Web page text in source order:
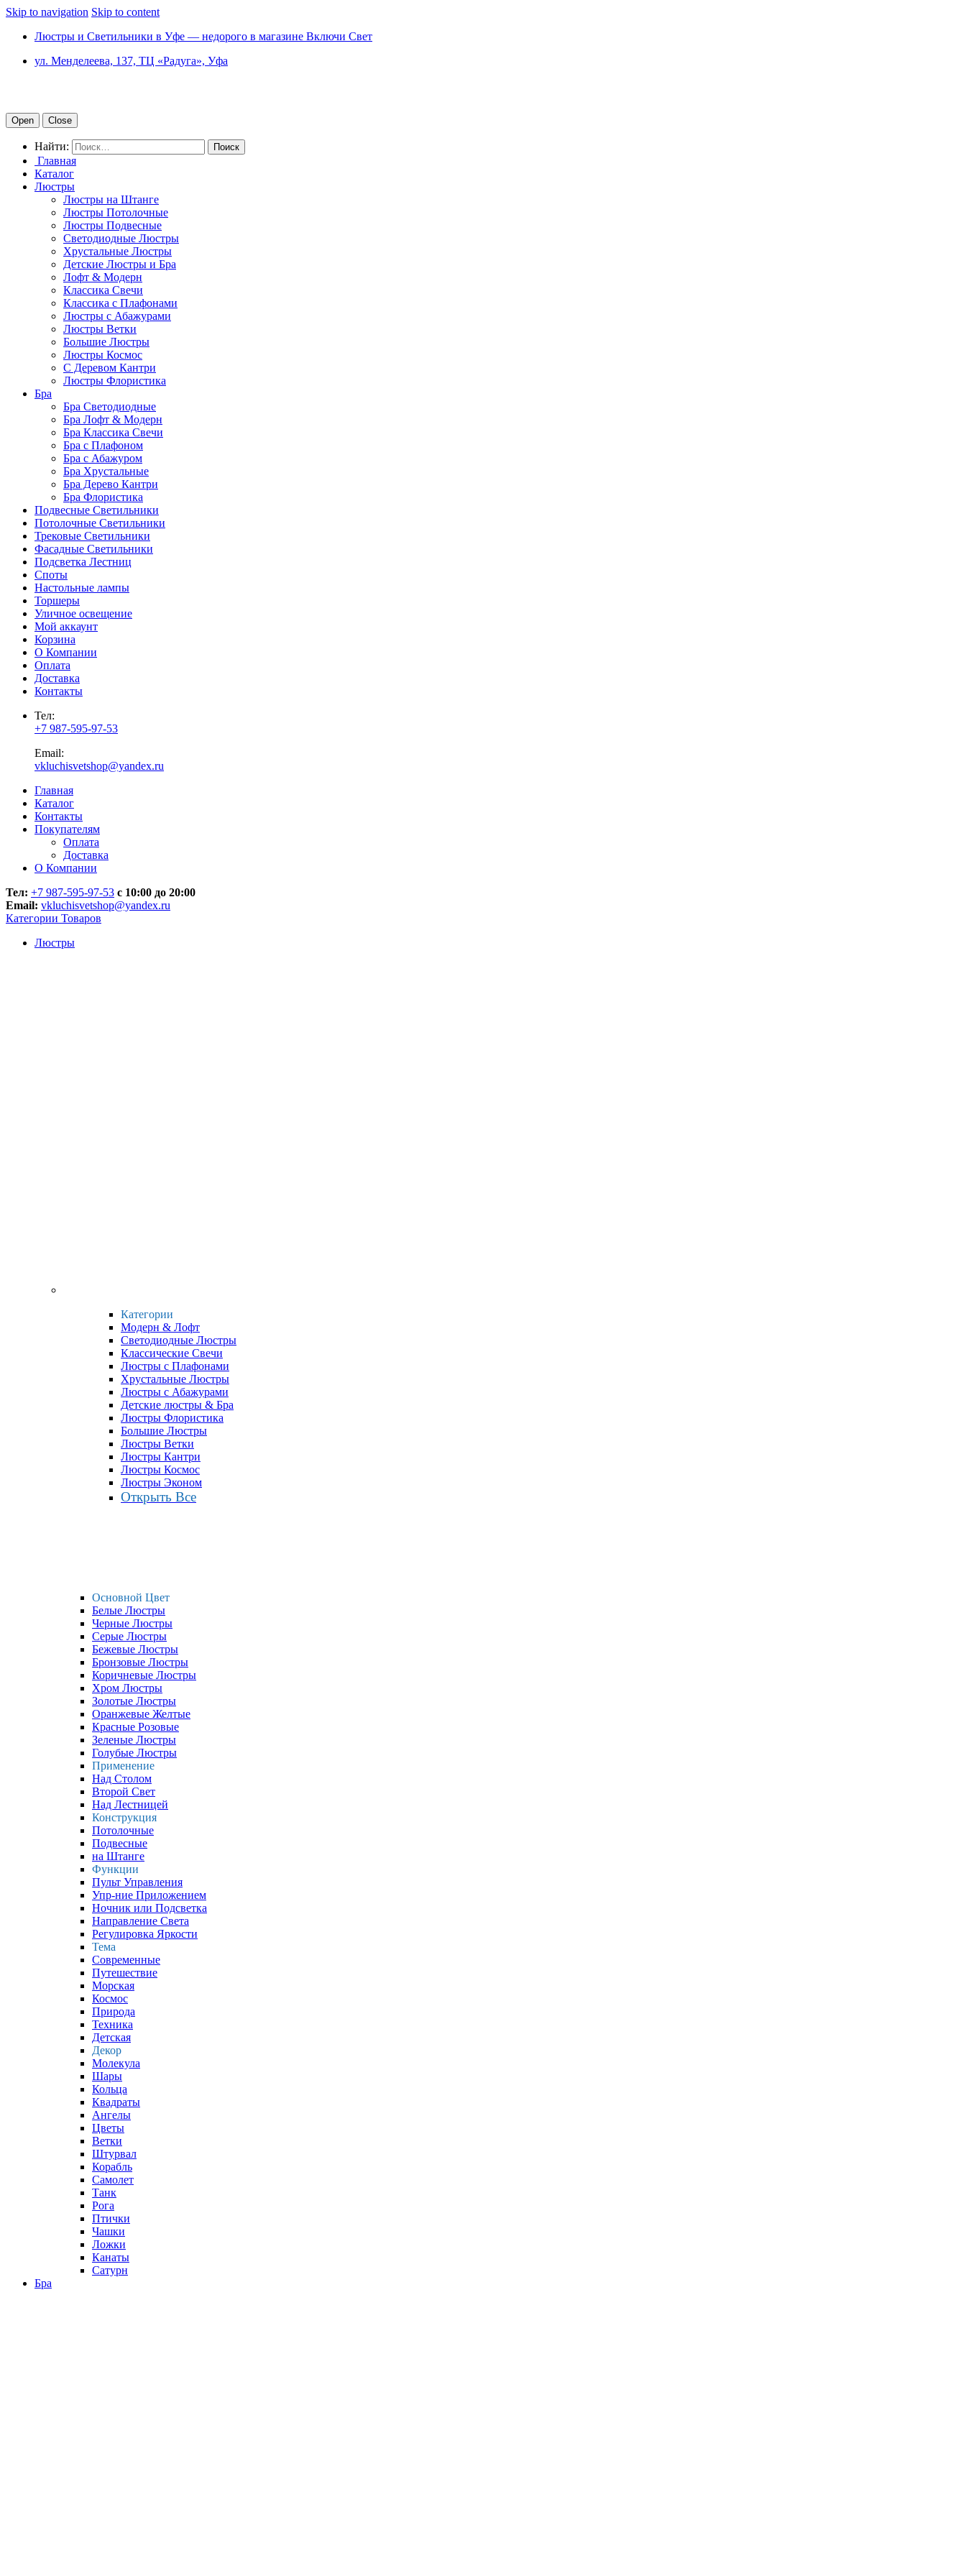
Skip to navigation Skip to content
Люстры и Светильники в Уфе — недорого в магазине Включи Свет
ул. Менделеева, 137, ТЦ «Радуга», Уфа
Open Close
Найти:
Главная
Каталог
Люстры
Люстры на Штанге
Люстры Потолочные
Люстры Подвесные
Светодиодные Люстры
Хрустальные Люстры
Детские Люстры и Бра
Лофт & Модерн
Классика Свечи
Классика с Плафонами
Люстры с Абажурами
Люстры Ветки
Большие Люстры
Люстры Космос
С Деревом Кантри
Люстры Флористика
Бра
Бра Светодиодные
Бра Лофт & Модерн
Бра Классика Свечи
Бра с Плафоном
Бра с Абажуром
Бра Хрустальные
Бра Дерево Кантри
Бра Флористика
Подвесные Светильники
Потолочные Светильники
Трековые Светильники
Фасадные Светильники
Подсветка Лестниц
Споты
Настольные лампы
Торшеры
Уличное освещение
Мой аккаунт
Корзина
О Компании
Оплата
Доставка
Контакты
Тел:
+7 987-595-97-53
Email:
vkluchisvetshop@yandex.ru
Главная
Каталог
Контакты
Покупателям
Оплата
Доставка
О Компании
Тел: +7 987-595-97-53 с 10:00 до 20:00
Email: vkluchisvetshop@yandex.ru
Категории Товаров
Люстры
Категории
Модерн & Лофт
Светодиодные Люстры
Классические Свечи
Люстры с Плафонами
Хрустальные Люстры
Люстры с Абажурами
Детские люстры & Бра
Люстры Флористика
Большие Люстры
Люстры Ветки
Люстры Кантри
Люстры Космос
Люстры Эконом
Открыть Все
Основной Цвет
Белые Люстры
Черные Люстры
Серые Люстры
Бежевые Люстры
Бронзовые Люстры
Коричневые Люстры
Хром Люстры
Золотые Люстры
Оранжевые Желтые
Красные Розовые
Зеленые Люстры
Голубые Люстры
Применение
Над Столом
Второй Свет
Над Лестницей
Конструкция
Потолочные
Подвесные
на Штанге
Функции
Пульт Управления
Упр-ние Приложением
Ночник или Подсветка
Направление Света
Регулировка Яркости
Тема
Современные
Путешествие
Морская
Космос
Природа
Техника
Детская
Декор
Молекула
Шары
Кольца
Квадраты
Ангелы
Цветы
Ветки
Штурвал
Корабль
Самолет
Танк
Рога
Птички
Чашки
Ложки
Канаты
Сатурн
Бра